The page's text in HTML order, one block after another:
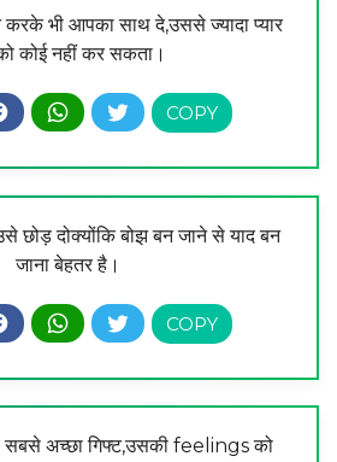
भी आपका साथ दे,उससे ज्यादा प्यार
कोई नहीं कर सकता।
छोड़ दोक्योंकि बोझ बन जाने से याद बन
जाना बेहतर है।
सबसे अच्छा गिफ्ट,उसकी feelings को